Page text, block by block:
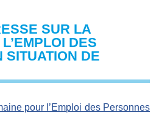
SUR LA
DES
SITUATION DE
pour l’Emploi des Personnes